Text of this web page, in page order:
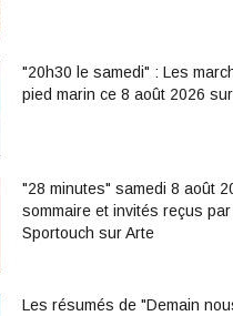
"20h30 le samedi" : Les
pied marin ce 8 août 2026
"28 minutes" samedi 8 août
sommaire et invités reçus par
Sportouch sur Arte
Les résumés de "Demain